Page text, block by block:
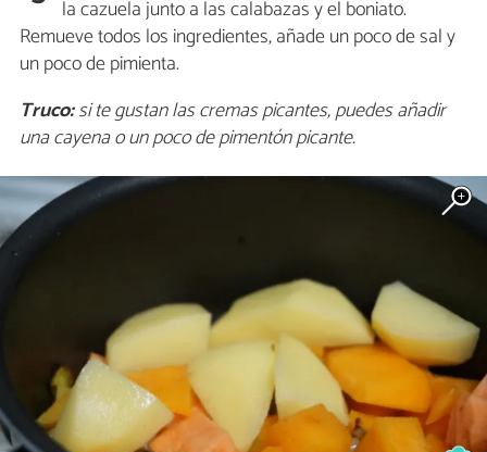
la cazuela junto a las calabazas y el boniato.
Remueve todos los ingredientes, añade un poco de sal y
un poco de pimienta.
Truco:si te gustan las cremas picantes, puedes añadir
una cayena o un poco de pimentón picante.